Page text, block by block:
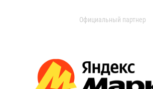
Официальный партнер